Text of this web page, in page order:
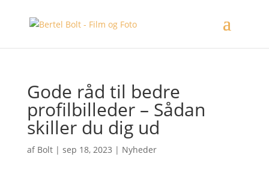
Gode råd til bedre
profilbilleder – Sådan
skiller du dig ud
af Bolt| sep 18, 2023 | Nyheder